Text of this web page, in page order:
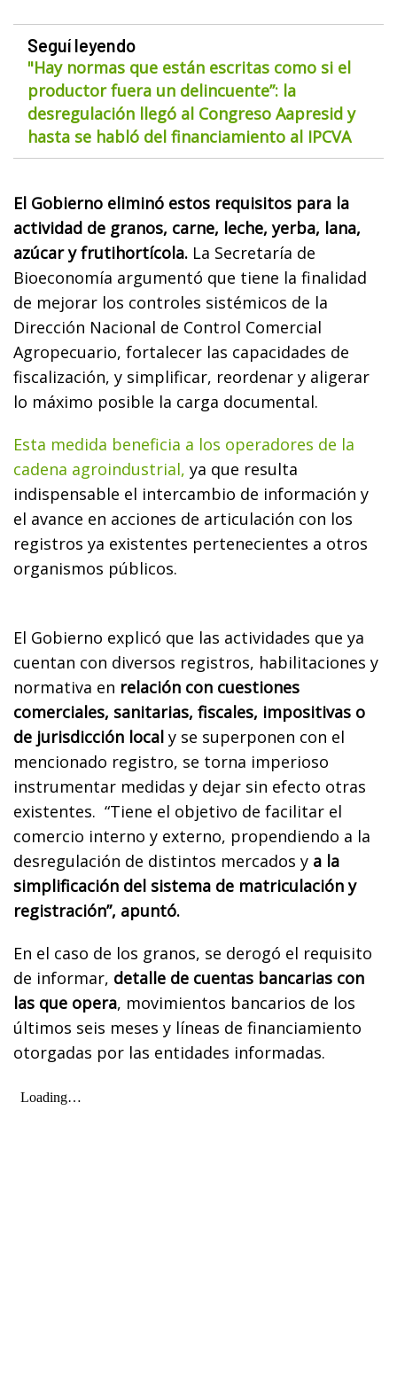
Seguí leyendo
"Hay normas que están escritas como si el
productor fuera un delincuente”: la
desregulación llegó al Congreso Aapresid y
hasta se habló del financiamiento al IPCVA
El Gobierno eliminó estos requisitos para la
actividad de granos, carne, leche, yerba, lana,
azúcar y frutihortícola. La Secretaría de
Bioeconomía argumentó que tiene la finalidad
de mejorar los controles sistémicos de la
Dirección Nacional de Control Comercial
Agropecuario, fortalecer las capacidades de
fiscalización, y simplificar, reordenar y aligerar
lo máximo posible la carga documental.
Esta medida beneficia a los operadores de la
cadena agroindustrial, ya que resulta
indispensable el intercambio de información y
el avance en acciones de articulación con los
registros ya existentes pertenecientes a otros
organismos públicos.
El Gobierno explicó que las actividades que ya
cuentan con diversos registros, habilitaciones y
normativa en relación con cuestiones
comerciales, sanitarias, fiscales, impositivas o
de jurisdicción local y se superponen con el
mencionado registro, se torna imperioso
instrumentar medidas y dejar sin efecto otras
existentes. “Tiene el objetivo de facilitar el
comercio interno y externo, propendiendo a la
desregulación de distintos mercados y a la
simplificación del sistema de matriculación y
registración”, apuntó.
En el caso de los granos, se derogó el requisito
de informar, detalle de cuentas bancarias con
las que opera, movimientos bancarios de los
últimos seis meses y líneas de financiamiento
otorgadas por las entidades informadas.